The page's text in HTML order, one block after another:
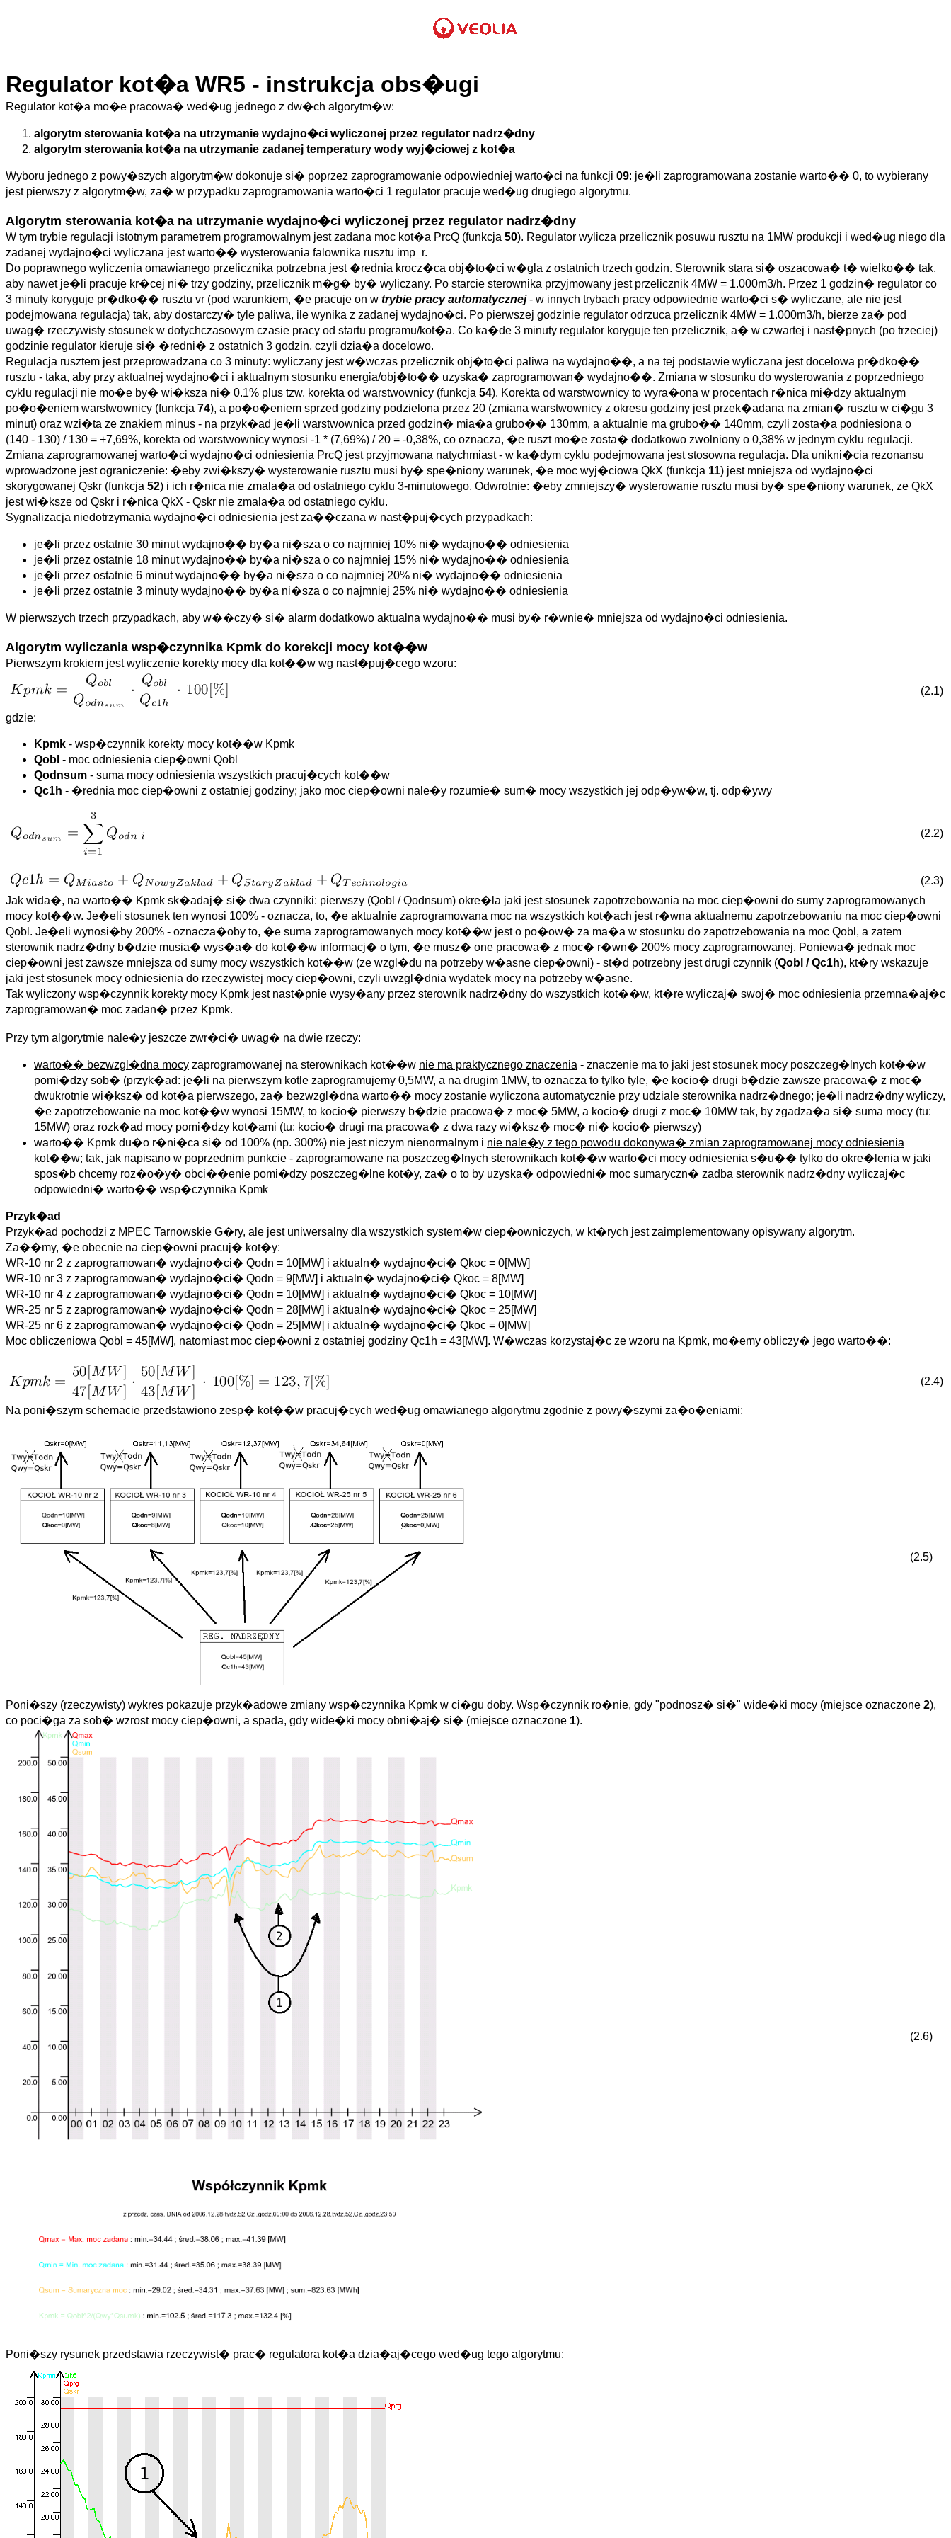
Regulator kot�a WR5 - instrukcja obs�ugi
Regulator kot�a mo�e pracowa� wed�ug jednego z dw�ch algorytm�w:
algorytm sterowania kot�a na utrzymanie wydajno�ci wyliczonej przez regulator nadrz�dny
algorytm sterowania kot�a na utrzymanie zadanej temperatury wody wyj�ciowej z kot�a
Wyboru jednego z powy�szych algorytm�w dokonuje si� poprzez zaprogramowanie odpowiedniej warto�ci na funkcji 09: je�li zaprogramowana zostanie warto�� 0, to wybierany
jest pierwszy z algorytm�w, za� w przypadku zaprogramowania warto�ci 1 regulator pracuje wed�ug drugiego algorytmu.
Algorytm sterowania kot�a na utrzymanie wydajno�ci wyliczonej przez regulator nadrz�dny
W tym trybie regulacji istotnym parametrem programowalnym jest zadana moc kot�a PrcQ (funkcja 50). Regulator wylicza przelicznik posuwu rusztu na 1MW produkcji i wed�ug niego dla
zadanej wydajno�ci wyliczana jest warto�� wysterowania falownika rusztu imp_r.
Do poprawnego wyliczenia omawianego przelicznika potrzebna jest �rednia krocz�ca obj�to�ci w�gla z ostatnich trzech godzin. Sterownik stara si� oszacowa� t� wielko�� tak,
aby nawet je�li pracuje kr�cej ni� trzy godziny, przelicznik m�g� by� wyliczany. Po starcie sterownika przyjmowany jest przelicznik 4MW = 1.000m3/h. Przez 1 godzin� regulator co
3 minuty koryguje pr�dko�� rusztu vr (pod warunkiem, �e pracuje on w trybie pracy automatycznej- w innych trybach pracy odpowiednie warto�ci s� wyliczane, ale nie jest
podejmowana regulacja) tak, aby dostarczy� tyle paliwa, ile wynika z zadanej wydajno�ci. Po pierwszej godzinie regulator odrzuca przelicznik 4MW = 1.000m3/h, bierze za� pod
uwag� rzeczywisty stosunek w dotychczasowym czasie pracy od startu programu/kot�a. Co ka�de 3 minuty regulator koryguje ten przelicznik, a� w czwartej i nast�pnych (po trzeciej)
godzinie regulator kieruje si� �redni� z ostatnich 3 godzin, czyli dzia�a docelowo.
Regulacja rusztem jest przeprowadzana co 3 minuty: wyliczany jest w�wczas przelicznik obj�to�ci paliwa na wydajno��, a na tej podstawie wyliczana jest docelowa pr�dko��
rusztu - taka, aby przy aktualnej wydajno�ci i aktualnym stosunku energia/obj�to�� uzyska� zaprogramowan� wydajno��. Zmiana w stosunku do wysterowania z poprzedniego
cyklu regulacji nie mo�e by� wi�ksza ni� 0.1% plus tzw. korekta od warstwownicy (funkcja 54). Korekta od warstwownicy to wyra�ona w procentach r�nica mi�dzy aktualnym
po�o�eniem warstwownicy (funkcja 74), a po�o�eniem sprzed godziny podzielona przez 20 (zmiana warstwownicy z okresu godziny jest przek�adana na zmian� rusztu w ci�gu 3
minut) oraz wzi�ta ze znakiem minus - na przyk�ad je�li warstwownica przed godzin� mia�a grubo�� 130mm, a aktualnie ma grubo�� 140mm, czyli zosta�a podniesiona o
(140 - 130) / 130 = +7,69%, korekta od warstwownicy wynosi -1 * (7,69%) / 20 = -0,38%, co oznacza, �e ruszt mo�e zosta� dodatkowo zwolniony o 0,38% w jednym cyklu regulacji.
Zmiana zaprogramowanej warto�ci wydajno�ci odniesienia PrcQ jest przyjmowana natychmiast - w ka�dym cyklu podejmowana jest stosowna regulacja. Dla unikni�cia rezonansu
wprowadzone jest ograniczenie: �eby zwi�kszy� wysterowanie rusztu musi by� spe�niony warunek, �e moc wyj�ciowa QkX (funkcja 11) jest mniejsza od wydajno�ci
skorygowanej Qskr (funkcja 52) i ich r�nica nie zmala�a od ostatniego cyklu 3-minutowego. Odwrotnie: �eby zmniejszy� wysterowanie rusztu musi by� spe�niony warunek, ze QkX
jest wi�ksze od Qskr i r�nica QkX - Qskr nie zmala�a od ostatniego cyklu.
Sygnalizacja niedotrzymania wydajno�ci odniesienia jest za��czana w nast�puj�cych przypadkach:
je�li przez ostatnie 30 minut wydajno�� by�a ni�sza o co najmniej 10% ni� wydajno�� odniesienia
je�li przez ostatnie 18 minut wydajno�� by�a ni�sza o co najmniej 15% ni� wydajno�� odniesienia
je�li przez ostatnie 6 minut wydajno�� by�a ni�sza o co najmniej 20% ni� wydajno�� odniesienia
je�li przez ostatnie 3 minuty wydajno�� by�a ni�sza o co najmniej 25% ni� wydajno�� odniesienia
W pierwszych trzech przypadkach, aby w��czy� si� alarm dodatkowo aktualna wydajno�� musi by� r�wnie� mniejsza od wydajno�ci odniesienia.
Algorytm wyliczania wsp�czynnika Kpmk do korekcji mocy kot��w
Pierwszym krokiem jest wyliczenie korekty mocy dla kot��w wg nast�puj�cego wzoru:
(2.1)
gdzie:
Kpmk - wsp�czynnik korekty mocy kot��w Kpmk
Qobl - moc odniesienia ciep�owni Qobl
Qodnsum - suma mocy odniesienia wszystkich pracuj�cych kot��w
Qc1h - �rednia moc ciep�owni z ostatniej godziny; jako moc ciep�owni nale�y rozumie� sum� mocy wszystkich jej odp�yw�w, tj. odp�ywy
(2.2)
(2.3)
Jak wida�, na warto�� Kpmk sk�adaj� si� dwa czynniki: pierwszy (Qobl / Qodnsum) okre�la jaki jest stosunek zapotrzebowania na moc ciep�owni do sumy zaprogramowanych
mocy kot��w. Je�eli stosunek ten wynosi 100% - oznacza, to, �e aktualnie zaprogramowana moc na wszystkich kot�ach jest r�wna aktualnemu zapotrzebowaniu na moc ciep�owni
Qobl. Je�eli wynosi�by 200% - oznacza�oby to, �e suma zaprogramowanych mocy kot��w jest o po�ow� za ma�a w stosunku do zapotrzebowania na moc Qobl, a zatem
sterownik nadrz�dny b�dzie musia� wys�a� do kot��w informacj� o tym, �e musz� one pracowa� z moc� r�wn� 200% mocy zaprogramowanej. Poniewa� jednak moc
ciep�owni jest zawsze mniejsza od sumy mocy wszystkich kot��w (ze wzgl�du na potrzeby w�asne ciep�owni) - st�d potrzebny jest drugi czynnik (Qobl / Qc1h), kt�ry wskazuje
jaki jest stosunek mocy odniesienia do rzeczywistej mocy ciep�owni, czyli uwzgl�dnia wydatek mocy na potrzeby w�asne.
Tak wyliczony wsp�czynnik korekty mocy Kpmk jest nast�pnie wysy�any przez sterownik nadrz�dny do wszystkich kot��w, kt�re wyliczaj� swoj� moc odniesienia przemna�aj�c
zaprogramowan� moc zadan� przez Kpmk.
Przy tym algorytmie nale�y jeszcze zwr�ci� uwag� na dwie rzeczy:
warto�� bezwzgl�dna mocy zaprogramowanej na sterownikach kot��w nie ma praktycznego znaczenia - znaczenie ma to jaki jest stosunek mocy poszczeg�lnych kot��w
pomi�dzy sob� (przyk�ad: je�li na pierwszym kotle zaprogramujemy 0,5MW, a na drugim 1MW, to oznacza to tylko tyle, �e kocio� drugi b�dzie zawsze pracowa� z moc�
dwukrotnie wi�ksz� od kot�a pierwszego, za� bezwzgl�dna warto�� mocy zostanie wyliczona automatycznie przy udziale sterownika nadrz�dnego; je�li nadrz�dny wyliczy,
�e zapotrzebowanie na moc kot��w wynosi 15MW, to kocio� pierwszy b�dzie pracowa� z moc� 5MW, a kocio� drugi z moc� 10MW tak, by zgadza�a si� suma mocy (tu:
15MW) oraz rozk�ad mocy pomi�dzy kot�ami (tu: kocio� drugi ma pracowa� z dwa razy wi�ksz� moc� ni� kocio� pierwszy)
warto�� Kpmk du�o r�ni�ca si� od 100% (np. 300%) nie jest niczym nienormalnym i nie nale�y z tego powodu dokonywa� zmian zaprogramowanej mocy odniesienia
kot��w; tak, jak napisano w poprzednim punkcie - zaprogramowane na poszczeg�lnych sterownikach kot��w warto�ci mocy odniesienia s�u�� tylko do okre�lenia w jaki
spos�b chcemy roz�o�y� obci��enie pomi�dzy poszczeg�lne kot�y, za� o to by uzyska� odpowiedni� moc sumaryczn� zadba sterownik nadrz�dny wyliczaj�c
odpowiedni� warto�� wsp�czynnika Kpmk
Przyk�ad
Przyk�ad pochodzi z MPEC Tarnowskie G�ry, ale jest uniwersalny dla wszystkich system�w ciep�owniczych, w kt�rych jest zaimplementowany opisywany algorytm.
Za��my, �e obecnie na ciep�owni pracuj� kot�y:
WR-10 nr 2 z zaprogramowan� wydajno�ci� Qodn = 10[MW] i aktualn� wydajno�ci� Qkoc = 0[MW]
WR-10 nr 3 z zaprogramowan� wydajno�ci� Qodn = 9[MW] i aktualn� wydajno�ci� Qkoc = 8[MW]
WR-10 nr 4 z zaprogramowan� wydajno�ci� Qodn = 10[MW] i aktualn� wydajno�ci� Qkoc = 10[MW]
WR-25 nr 5 z zaprogramowan� wydajno�ci� Qodn = 28[MW] i aktualn� wydajno�ci� Qkoc = 25[MW]
WR-25 nr 6 z zaprogramowan� wydajno�ci� Qodn = 25[MW] i aktualn� wydajno�ci� Qkoc = 0[MW]
Moc obliczeniowa Qobl = 45[MW], natomiast moc ciep�owni z ostatniej godziny Qc1h = 43[MW]. W�wczas korzystaj�c ze wzoru na Kpmk, mo�emy obliczy� jego warto��:
(2.4)
Na poni�szym schemacie przedstawiono zesp� kot��w pracuj�cych wed�ug omawianego algorytmu zgodnie z powy�szymi za�o�eniami:
(2.5)
Poni�szy (rzeczywisty) wykres pokazuje przyk�adowe zmiany wsp�czynnika Kpmk w ci�gu doby. Wsp�czynnik ro�nie, gdy "podnosz� si�" wide�ki mocy (miejsce oznaczone 2),
co poci�ga za sob� wzrost mocy ciep�owni, a spada, gdy wide�ki mocy obni�aj� si� (miejsce oznaczone 1).
(2.6)
Poni�szy rysunek przedstawia rzeczywist� prac� regulatora kot�a dzia�aj�cego wed�ug tego algorytmu: